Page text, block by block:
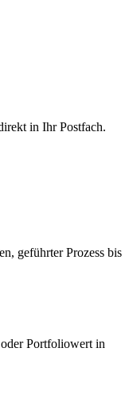
in Ihr Postfach.
geführter Prozess bis
Portfoliowert in